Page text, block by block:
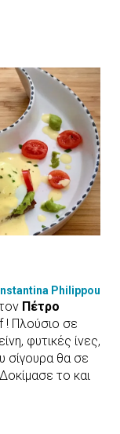
Philippou
Πέτρο
! Πλούσιο σε
φυτικές ίνες,
σίγουρα θα σε
το και